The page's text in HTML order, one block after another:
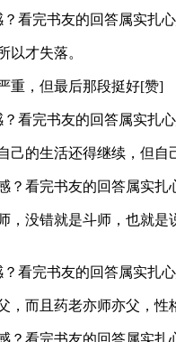
才失落。
重，但最后那段挺好[赞]
的生活还得继续，但自
没错就是斗师，也就
而且药老亦师亦父，性